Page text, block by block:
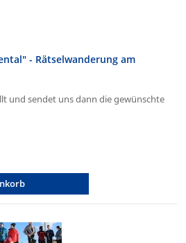
- Rätselwanderung am
und sendet uns dann die gewünschte